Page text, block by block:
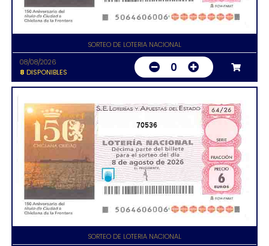
SORTEO DE LOTERIA NACIONAL
08/08/2026
8 DISPONIBLES 0
70536
SORTEO DE LOTERIA NACIONAL